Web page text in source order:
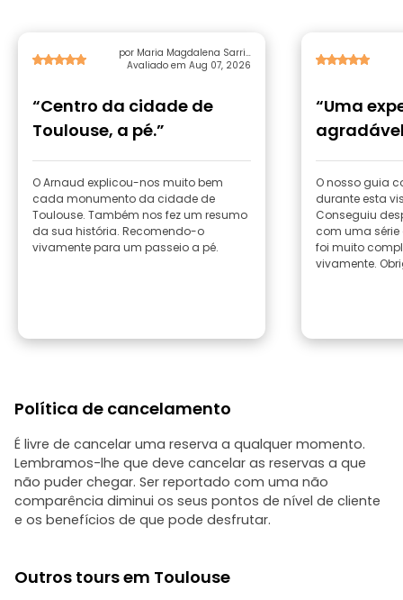
por Maria Magdalena Sarrio
Gimenez
Avaliado em Aug 07, 2026
“Centro da cidade de
Toulouse, a pé.”
O Arnaud explicou-nos muito bem
cada monumento da cidade de
Toulouse. Também nos fez um resumo
da sua história. Recomendo-o
vivamente para um passeio a pé.
“Uma
O nosso guia
durante esta
Conseguiu
com uma
foi muito
vivamente.
Política de cancelamento
É livre de cancelar uma reserva a qualquer momento.
Lembramos-lhe que deve cancelar as reservas a que
não puder chegar. Ser reportado com uma não
comparência diminui os seus pontos de nível de cliente
e os benefícios de que pode desfrutar.
Outros tours em Toulouse